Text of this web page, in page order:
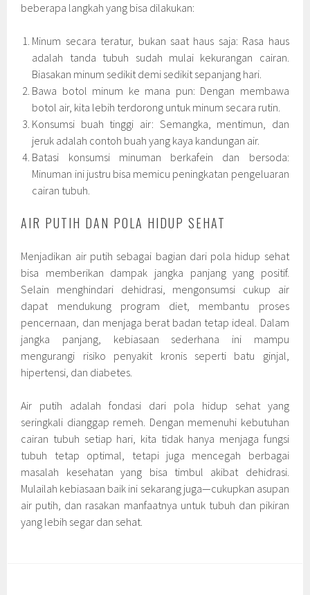
beberapa langkah yang bisa dilakukan:
Minum secara teratur, bukan saat haus saja: Rasa haus
adalah tanda tubuh sudah mulai kekurangan cairan.
Biasakan minum sedikit demi sedikit sepanjang hari.
Bawa botol minum ke mana pun: Dengan membawa
botol air, kita lebih terdorong untuk minum secara rutin.
Konsumsi buah tinggi air: Semangka, mentimun, dan
jeruk adalah contoh buah yang kaya kandungan air.
Batasi konsumsi minuman berkafein dan bersoda:
Minuman ini justru bisa memicu peningkatan pengeluaran
cairan tubuh.
AIR PUTIH DAN POLA HIDUP SEHAT
Menjadikan air putih sebagai bagian dari pola hidup sehat
bisa memberikan dampak jangka panjang yang positif.
Selain menghindari dehidrasi, mengonsumsi cukup air
dapat mendukung program diet, membantu proses
pencernaan, dan menjaga berat badan tetap ideal. Dalam
jangka panjang, kebiasaan sederhana ini mampu
mengurangi risiko penyakit kronis seperti batu ginjal,
hipertensi, dan diabetes.
Air putih adalah fondasi dari pola hidup sehat yang
seringkali dianggap remeh. Dengan memenuhi kebutuhan
cairan tubuh setiap hari, kita tidak hanya menjaga fungsi
tubuh tetap optimal, tetapi juga mencegah berbagai
masalah kesehatan yang bisa timbul akibat dehidrasi.
Mulailah kebiasaan baik ini sekarang juga—cukupkan asupan
air putih, dan rasakan manfaatnya untuk tubuh dan pikiran
yang lebih segar dan sehat.